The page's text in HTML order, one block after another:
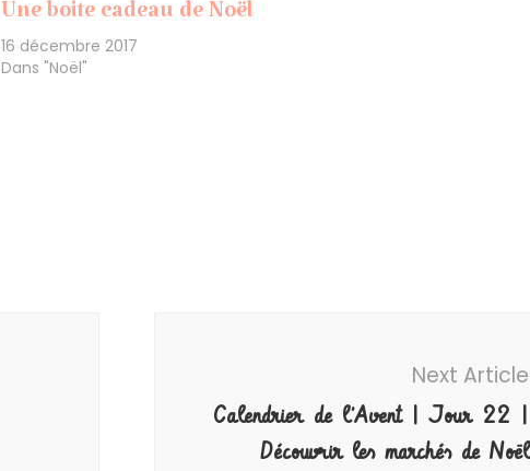
Une boite cadeau de Noël
16 décembre 2017
Dans "Noël"
Next Article
Calendrier de l’Avent | Jour 22 |
Découvrir les marchés de Noël